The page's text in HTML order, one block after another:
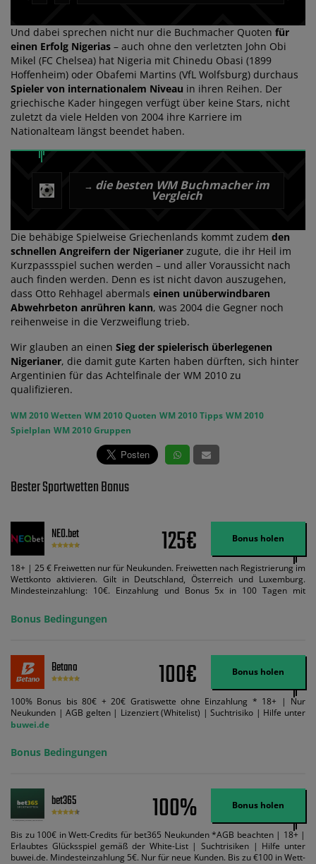
Und dabei sprechen nicht nur die Buchmacher Quoten für
einen Erfolg Nigerias – auch ohne den verletzten John Obi
Mikel (FC Chelsea) hat Nigeria mit Chinedu Obasi (1899
Hoffenheim) oder Obafemi Martins (VfL Wolfsburg) durchaus
Spieler von internationalem Niveau in ihren Reihen. Der
griechische Kader hingegen verfügt über keine Stars, nicht
zuletzt da viele Helden von 2004 ihre Karriere im
Nationalteam längst beendet haben.
→ die besten WM Buchmacher im
Vergleich
Die behäbige Spielweise Griechenlands kommt zudem den
schnellen Angreifern der Nigerianer zugute, die ihr Heil im
Kurzpassspiel suchen werden – und aller Voraussicht nach
auch finden werden. Denn es ist nicht davon auszugehen,
dass Otto Rehhagel abermals einen unüberwindbaren
Abwehrbeton anrühren kann, was 2004 die Gegner noch
reihenweise in die Verzweiflung trieb.
Wir glauben an einen Sieg der spielerisch überlegenen
Nigerianer, die damit gute Karten haben dürften, sich hinter
Argentinien für das Achtelfinale der WM 2010 zu
qualifizieren.
WM 2010 Wetten WM 2010 Quoten WM 2010 Tipps WM 2010
Spielplan WM 2010 Gruppen
Bester Sportwetten Bonus
NEO.bet 125€ Bonus holen
18+ | 25 € Freiwetten nur für Neukunden. Freiwetten nach Registrierung im
Wettkonto aktivieren. Gilt in Deutschland, Österreich und Luxemburg.
Mindesteinzahlung: 10€. Einzahlung und Bonus 5x in 100 Tagen mit
Bedingungen können geändert werden. AGB gelten. Lizenziert; Hilfe bei
Suchtrisiken: buwei.de.
Bonus Bedingungen
Betano 100€ Bonus holen
100% Bonus bis 80€ + 20€ Gratiswette ohne Einzahlung * 18+ | Nur
Neukunden | AGB gelten | Lizenziert (Whitelist) | Suchtrisiko | Hilfe unter
buwei.de
Bonus Bedingungen
bet365 100% Bonus holen
Bis zu 100€ in Wett-Credits für bet365 Neukunden *AGB beachten | 18+ |
Erlaubtes Glücksspiel gemäß der White-List | Suchtrisiken | Hilfe unter
buwei.de. Mindesteinzahlung 5€. Nur für neue Kunden. Bis zu €100 in Wett-